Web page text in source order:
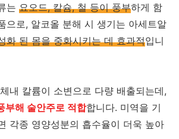
는 요오드, 칼슘, 철 등이 풍부하게 함
으로, 알코올 분해 시 생기는 아세트알
화 된 몸을 중화시키는 데 효과적입니
내 칼륨이 소변으로 다량 배출되는데,
부해 술안주로 적합합니다. 미역을 기
각종 영양성분의 흡수율이 더욱 높아